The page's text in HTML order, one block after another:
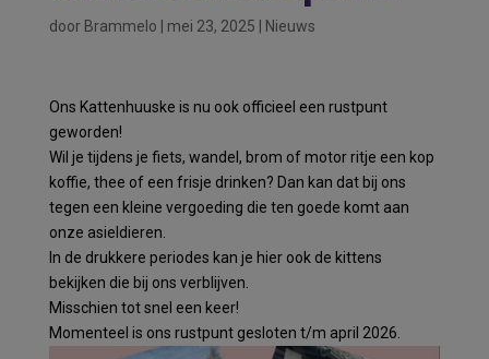
door Brammelo mei 23, 2025 Nieuws
Ons Kattenhuuske is nu ook officieel een rustpunt
geworden!
Wil je tijdens je fiets, wandel, brom of motor ritje een kop
koffie, thee of een frisje drinken? Dan kan dat bij ons
tegen een kleine vergoeding die ten goede komt aan
onze asieldieren.
In de drukkere periodes kan je hier ook de kittens
bekijken die bij ons verblijven.
Misschien tot snel een keer!
Momenteel is ons rustpunt gesloten t/m april 2026.